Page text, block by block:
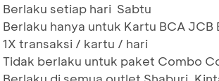
Berlaku setiap hari Sabtu
Berlaku hanya untuk Kartu BCA JCB
1X transaksi / kartu / hari
Tidak berlaku untuk paket Combo